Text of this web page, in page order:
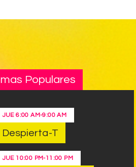
Populares
JUE6:00 AM-9:00 AM
Despierta-T
JUE 10:00 PM-11:00 PM